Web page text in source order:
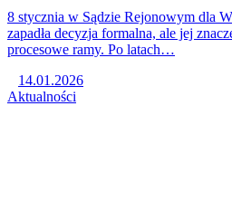
8 stycznia w Sądzie Rejonowym dla
zapadła decyzja formalna, ale jej
procesowe ramy. Po latach…
14.01.2026
Aktualności